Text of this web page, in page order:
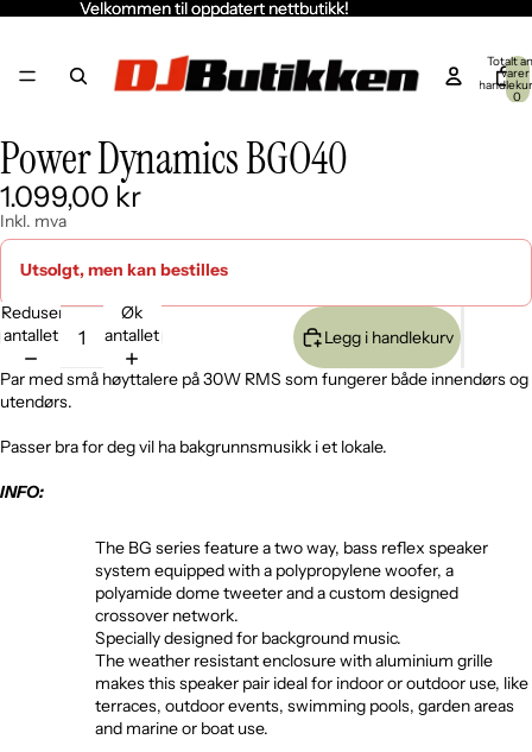
Velkommen til oppdatert nettbutikk!
Velkommen til oppdatert nettbutikk!
Totalt
varer
0
Åpne
bildet
i
fullskjerm
Åpne
bildet
i
fullskjerm
Power Dynamics BGO40
1.099,00 kr
Inkl. mva
Utsolgt, men kan bestilles
Reduser
antallet
Øk
antallet
Legg i handlekurv
Par med små høyttalere på 30W RMS som fungerer både innendørs og
utendørs.
Passer bra for deg vil ha bakgrunnsmusikk i et lokale.
INFO:
The BG series feature a two way, bass reflex speaker
system equipped with a polypropylene woofer, a
polyamide dome tweeter and a custom designed
crossover network.
Specially designed for background music.
The weather resistant enclosure with aluminium grille
makes this speaker pair ideal for indoor or outdoor use, like
terraces, outdoor events, swimming pools, garden areas
and marine or boat use.